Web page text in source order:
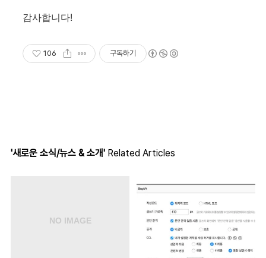
감사합니다!
106 구독하기
'새로운 소식/뉴스 & 소개' Related Articles